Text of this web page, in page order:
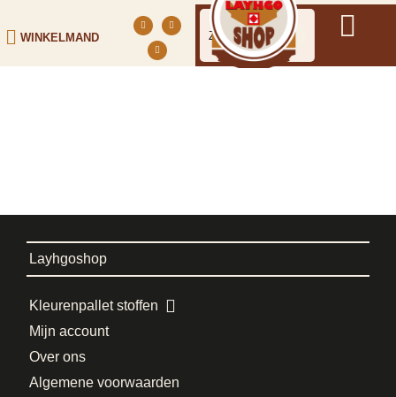
WINKELMAND
Layhgoshop
Kleurenpallet stoffen
Mijn account
Over ons
Algemene voorwaarden